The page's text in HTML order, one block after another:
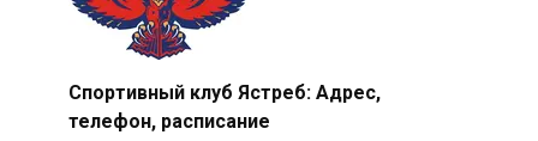
Спортивный клуб Ястреб: Адрес,
телефон, расписание